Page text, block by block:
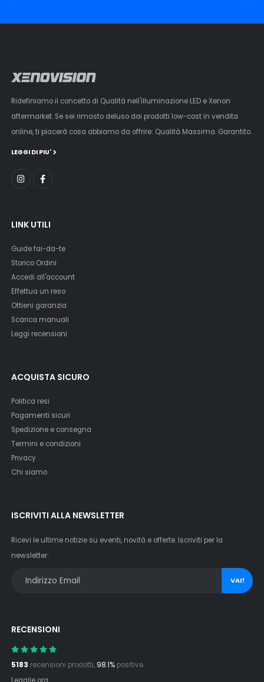
Ridefiniamo il concetto di Qualità nell'illuminazione LED e Xenon
aftermarket. Se sei rimasto deluso dai prodotti low-cost in vendita
online, ti piacerà cosa abbiamo da offrire: Qualità Massima. Garantito.
LEGGI DI PIU'
LINK UTILI
Guide fai-da-te
Storico Ordini
Accedi all'account
Effettua un reso
Ottieni garanzia
Scarica manuali
Leggi recensioni
ACQUISTA SICURO
Politica resi
Pagamenti sicuri
Spedizione e consegna
Termini e condizioni
Privacy
Chi siamo
ISCRIVITI ALLA NEWSLETTER
Ricevi le ultime notizie su eventi, novità e offerte. Iscriviti per la
newsletter:
VAI!
RECENSIONI
5183 recensioni prodotti, 98.1% positive.